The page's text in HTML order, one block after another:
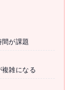
が課題
雑になる